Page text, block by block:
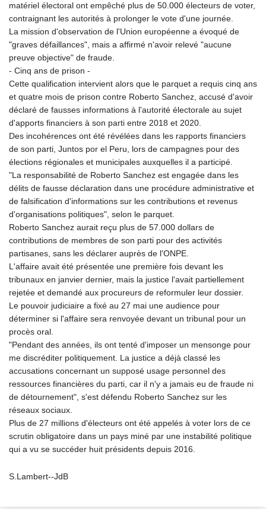
matériel électoral ont empêché plus de 50.000 électeurs de voter,
contraignant les autorités à prolonger le vote d'une journée.
La mission d'observation de l'Union européenne a évoqué de
"graves défaillances", mais a affirmé n'avoir relevé "aucune
preuve objective" de fraude.
- Cinq ans de prison -
Cette qualification intervient alors que le parquet a requis cinq ans
et quatre mois de prison contre Roberto Sanchez, accusé d'avoir
déclaré de fausses informations à l'autorité électorale au sujet
d'apports financiers à son parti entre 2018 et 2020.
Des incohérences ont été révélées dans les rapports financiers
de son parti, Juntos por el Peru, lors de campagnes pour des
élections régionales et municipales auxquelles il a participé.
"La responsabilité de Roberto Sanchez est engagée dans les
délits de fausse déclaration dans une procédure administrative et
de falsification d'informations sur les contributions et revenus
d'organisations politiques", selon le parquet.
Roberto Sanchez aurait reçu plus de 57.000 dollars de
contributions de membres de son parti pour des activités
partisanes, sans les déclarer auprès de l'ONPE.
L'affaire avait été présentée une première fois devant les
tribunaux en janvier dernier, mais la justice l'avait partiellement
rejetée et demandé aux procureurs de reformuler leur dossier.
Le pouvoir judiciaire a fixé au 27 mai une audience pour
déterminer si l'affaire sera renvoyée devant un tribunal pour un
procès oral.
"Pendant des années, ils ont tenté d'imposer un mensonge pour
me discréditer politiquement. La justice a déjà classé les
accusations concernant un supposé usage personnel des
ressources financières du parti, car il n'y a jamais eu de fraude ni
de détournement", s'est défendu Roberto Sanchez sur les
réseaux sociaux.
Plus de 27 millions d'électeurs ont été appelés à voter lors de ce
scrutin obligatoire dans un pays miné par une instabilité politique
qui a vu se succéder huit présidents depuis 2016.
S.Lambert--JdB